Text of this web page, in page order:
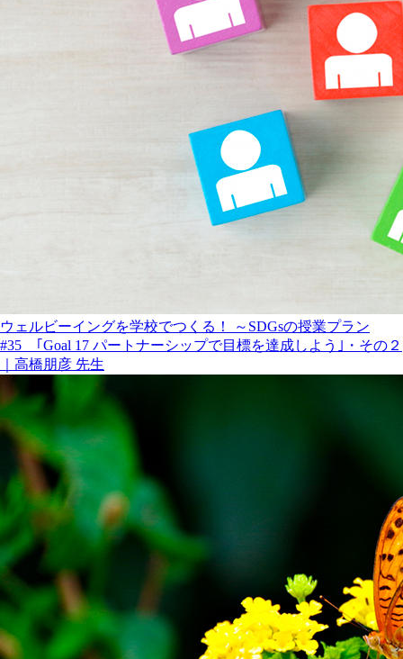
ウェルビーイングを学校でつくる！ ～SDGsの授業プラン
#35 ｢Goal 17 パートナーシップで目標を達成しよう｣・その２
｜高橋朋彦 先生